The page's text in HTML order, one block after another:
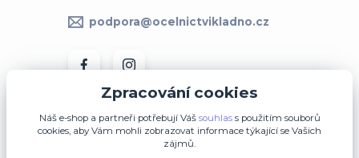
podpora@ocelnictvikladno.cz
Zpracování cookies
Náš e-shop a partneři potřebují Váš souhlass použitím souborů
cookies, aby Vám mohli zobrazovat informace týkající se Vašich
zájmů.